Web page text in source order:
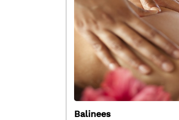
Balinees